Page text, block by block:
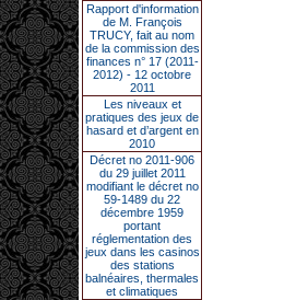
Rapport d'information
de M. François
TRUCY, fait au nom
de la commission des
finances n° 17 (2011-
2012) - 12 octobre
2011
Les niveaux et
pratiques des jeux de
hasard et d’argent en
2010
Décret no 2011-906
du 29 juillet 2011
modifiant le décret no
59-1489 du 22
décembre 1959
portant
réglementation des
jeux dans les casinos
des stations
balnéaires, thermales
et climatiques